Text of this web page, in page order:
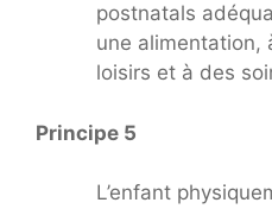
postnatals
une alimentation,
loisirs et à des
Principe 5
L’enfant